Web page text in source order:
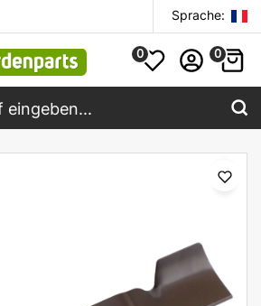
Sprache:
0 0